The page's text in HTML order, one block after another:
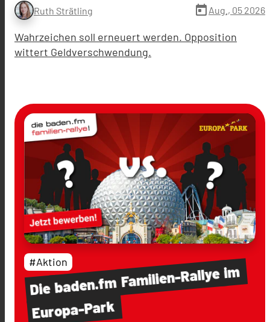
Ruth Strätling today Aug., 05 2026
Wahrzeichen soll erneuert werden. Opposition
wittert Geldverschwendung.
Diebaden.fmFamilien-Rallyeim
Europa-Park
#Aktion